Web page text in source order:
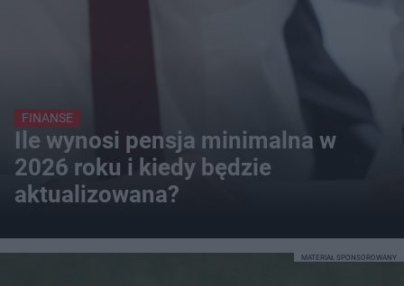
FINANSE
Ile wynosi pensja minimalna w
2026 roku i kiedy będzie
aktualizowana?
MATERIAŁ SPONSOROWANY